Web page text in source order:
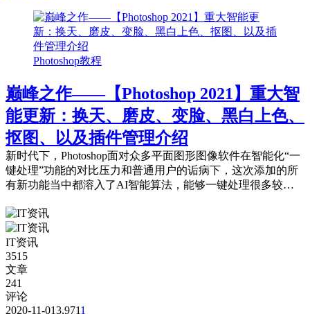
Photoshop教程
巅峰之作——【Photoshop 2021】重大智
能更新：换天、磨皮、变脸、黑白上色、
抠图、以及插件管理介绍
新时代下，Photoshop面对众多平面图形图像软件在智能化“一
键处理”功能的对比压力和普通用户的诟病下，这次添加的所
有新功能当中都溶入了AI智能算法，能够一键处理很多较前
IT资讯
3515
文章
241
评论
2020-11-013,9711